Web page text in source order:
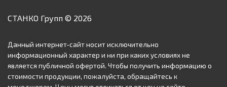
СТАНКО Групп © 2026
Данный интернет-сайт носит исключительно
информационный характер и ни при каких условиях не
является публичной офертой. Чтобы получить информацию о
стоимости продукции, пожалуйста, обращайтесь к